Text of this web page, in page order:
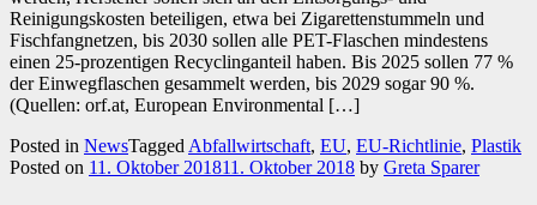
Reinigungskosten beteiligen, etwa bei Zigarettenstummeln und
Fischfangnetzen, bis 2030 sollen alle PET-Flaschen mindestens
einen 25-prozentigen Recyclinganteil haben. Bis 2025 sollen 77 %
der Einwegflaschen gesammelt werden, bis 2029 sogar 90 %.
(Quellen: orf.at, European Environmental […]
Posted in NewsTagged Abfallwirtschaft, EU, EU-Richtlinie, Plastik
Posted on 11. Oktober 201811. Oktober 2018 by Greta Sparer